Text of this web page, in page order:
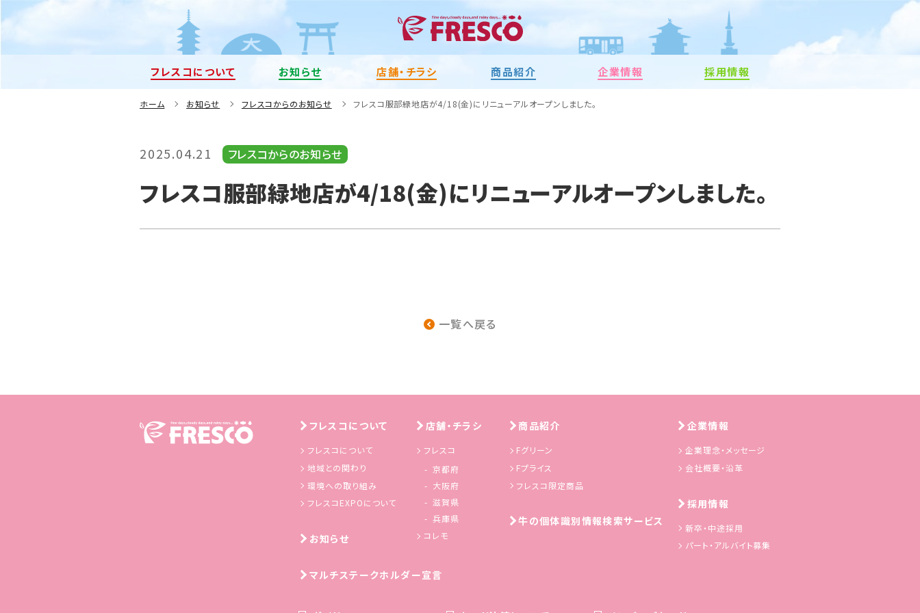
フレスコについて お知らせ 店舗・チラシ 商品紹介 企業情報 採用情報
ホーム お知らせ フレスコからのお知らせ フレスコ服部緑地店が4/18(金)にリニューアルオープンしました。
2025.04.21 フレスコからのお知らせ
フレスコ服部緑地店が4/18(金)にリニューアルオープンしました。
一覧へ戻る
フレスコについて
フレスコについて
地域との関わり
環境への取り組み
フレスコEXPOについて
お知らせ
マルチステークホルダー宣言
店舗・チラシ
フレスコ
京都府
大阪府
滋賀県
兵庫県
コレモ
商品紹介
Fグリーン
Fプライス
フレスコ限定商品
牛の個体識別情報検索サービス
企業情報
企業理念・メッセージ
会社概要・沿革
採用情報
新卒・中途採用
パート・アルバイト募集